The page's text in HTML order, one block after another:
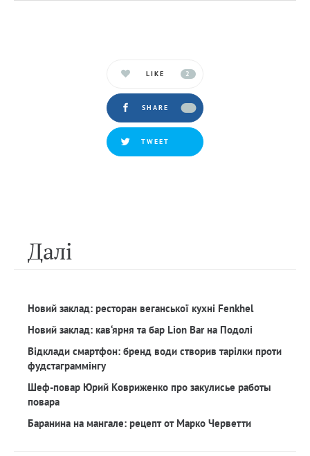
LIKE 2
SHARE
TWEET
Далi
Новий заклад: ресторан веганської кухні Fenkhel
Новий заклад: кав‘ярня та бар Lion Bar на Подолі
Відклади смартфон: бренд води створив тарілки проти
фудстаграммінгу
Шеф-повар Юрий Ковриженко про закулисье работы
повара
Баранина на мангале: рецепт от Марко Черветти